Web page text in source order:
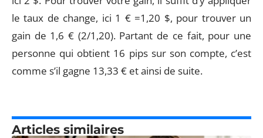
le taux de change, ici 1 € =1,20 $, pour trouver un
gain de 1,6 € (2/1,20). Partant de ce fait, pour une
personne qui obtient 16 pips sur son compte, c’est
comme s’il gagne 13,33 € et ainsi de suite.
Articles similaires